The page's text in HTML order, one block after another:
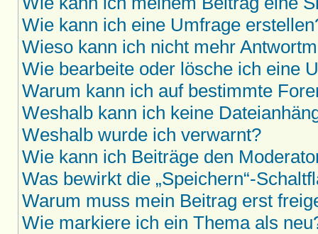
Wie kann ich eine Umfrage
Wieso kann ich nicht mehr
Wie bearbeite oder lösche ich eine
Warum kann ich auf bestimmte
Weshalb kann ich keine
Weshalb wurde ich verwarnt?
Wie kann ich Beiträge den
Was bewirkt die „Speichern“-
Warum muss mein Beitrag erst
Wie markiere ich ein Thema als